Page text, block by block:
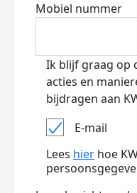
Mobiel nummer
Ik blijf graag op
acties en
bijdragen aan
E-mail
Lees hier hoe